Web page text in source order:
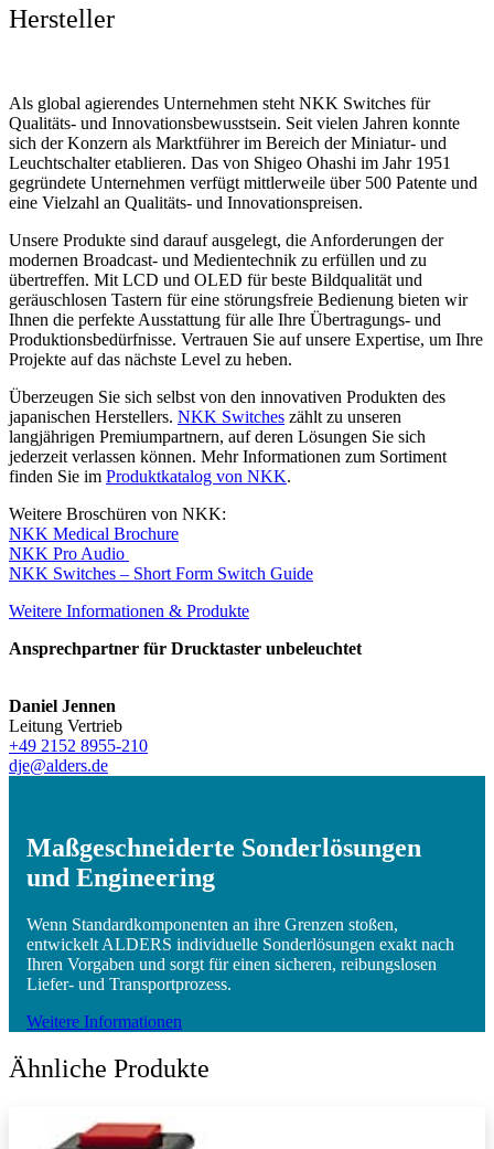
Hersteller
Als global agierendes Unternehmen steht NKK Switches für
Qualitäts- und Innovationsbewusstsein. Seit vielen Jahren konnte
sich der Konzern als Marktführer im Bereich der Miniatur- und
Leuchtschalter etablieren. Das von Shigeo Ohashi im Jahr 1951
gegründete Unternehmen verfügt mittlerweile über 500 Patente und
eine Vielzahl an Qualitäts- und Innovationspreisen.
Unsere Produkte sind darauf ausgelegt, die Anforderungen der
modernen Broadcast- und Medientechnik zu erfüllen und zu
übertreffen. Mit LCD und OLED für beste Bildqualität und
geräuschlosen Tastern für eine störungsfreie Bedienung bieten wir
Ihnen die perfekte Ausstattung für alle Ihre Übertragungs- und
Produktionsbedürfnisse. Vertrauen Sie auf unsere Expertise, um Ihre
Projekte auf das nächste Level zu heben.
Überzeugen Sie sich selbst von den innovativen Produkten des
japanischen Herstellers. NKK Switches zählt zu unseren
langjährigen Premiumpartnern, auf deren Lösungen Sie sich
jederzeit verlassen können. Mehr Informationen zum Sortiment
finden Sie im Produktkatalog von NKK.
Weitere Broschüren von NKK:
NKK Medical Brochure
NKK Pro Audio
NKK Switches – Short Form Switch Guide
Weitere Informationen & Produkte
Ansprechpartner für Drucktaster unbeleuchtet
Daniel Jennen
Leitung Vertrieb
+49 2152 8955-210
dje@alders.de
Maßgeschneiderte Sonderlösungen
und Engineering
Wenn Standardkomponenten an ihre Grenzen stoßen,
entwickelt ALDERS individuelle Sonderlösungen exakt nach
Ihren Vorgaben und sorgt für einen sicheren, reibungslosen
Liefer- und Transportprozess.
Weitere Informationen
Ähnliche Produkte